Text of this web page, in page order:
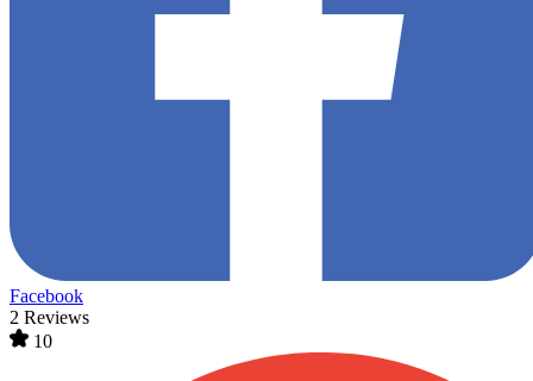
Facebook
2 Reviews
10